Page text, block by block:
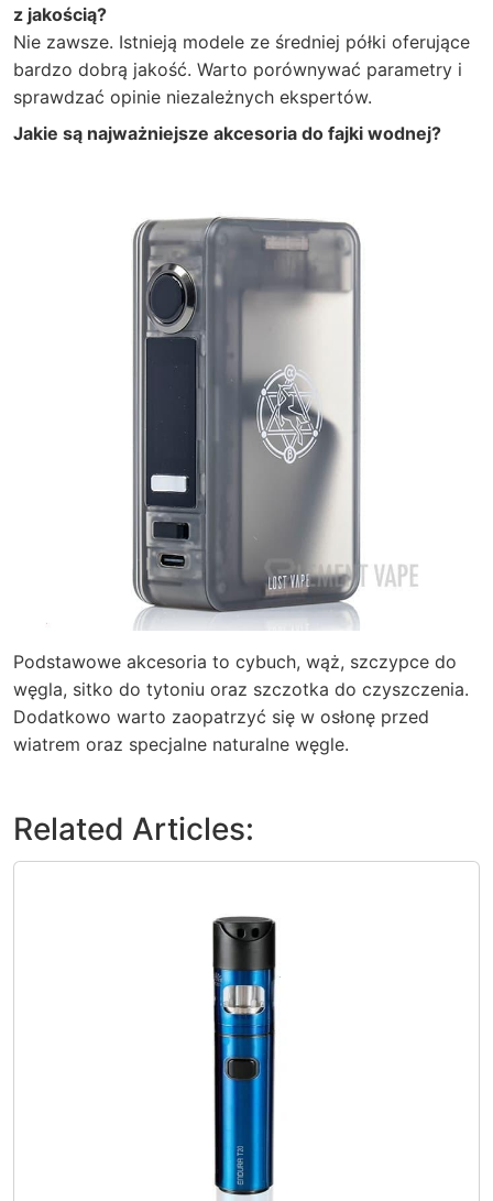
z jakością?
Nie zawsze. Istnieją modele ze średniej półki oferujące
bardzo dobrą jakość. Warto porównywać parametry i
sprawdzać opinie niezależnych ekspertów.
Jakie są najważniejsze akcesoria do fajki wodnej?
Podstawowe akcesoria to cybuch, wąż, szczypce do
węgla, sitko do tytoniu oraz szczotka do czyszczenia.
Dodatkowo warto zaopatrzyć się w osłonę przed
wiatrem oraz specjalne naturalne węgle.
Related Articles: